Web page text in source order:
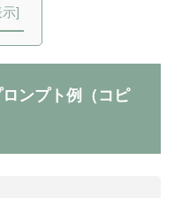
示]
ンプト例（コピ